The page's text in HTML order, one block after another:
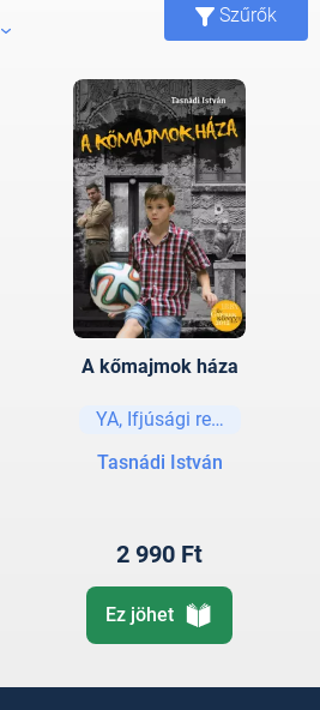
Szűrők
A kőmajmok háza
YA, Ifjúsági regények és
Tasnádi István
2 990 Ft
Ez jöhet